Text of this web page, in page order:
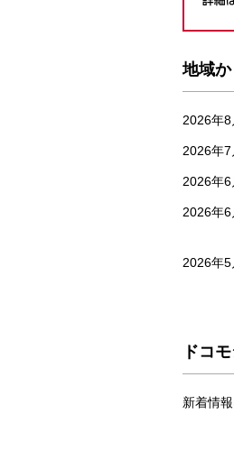
地域
2026年8
2026年7
2026年6
2026年6
2026年5
ドコ
新着情